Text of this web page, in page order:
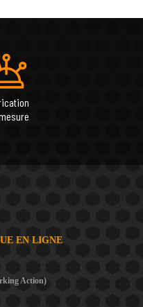
EN LIGNE
Action)